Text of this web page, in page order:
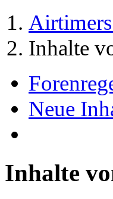
Inhalte
Neue
Inhalte